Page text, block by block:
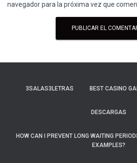
navegador para la próxima vez que
3SALAS3LETRAS BEST CASINO
DESCARGAS
HOW CAN I PREVENT LONG WAITING
EXAMPLES?